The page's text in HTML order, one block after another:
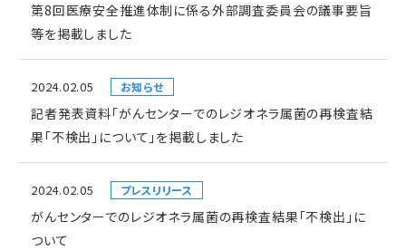
第8回医療安全推進体制に係る外部調査委員会の議事要旨
等を掲載しました
2024.02.05 お知らせ
記者発表資料「がんセンターでのレジオネラ属菌の再検査結
果「不検出」について」を掲載しました
2024.02.05 プレスリリース
がんセンターでのレジオネラ属菌の再検査結果「不検出」に
ついて